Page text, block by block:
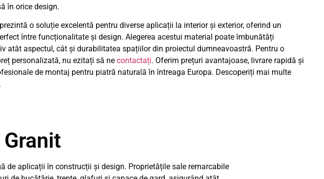
în orice design.
o soluție excelentă pentru diverse aplicații la interior și exterior, oferind un
între funcționalitate și design. Alegerea acestui material poate îmbunătăți
atât aspectul, cât și durabilitatea spațiilor din proiectul dumneavoastră. Pentru o
personalizată, nu ezitați să ne contactați. Oferim prețuri avantajoase, livrare rapidă și
de montaj pentru piatră naturală în întreaga Europa. Descoperiți mai multe
.
de aplicații în construcții și design. Proprietățile sale remarcabile